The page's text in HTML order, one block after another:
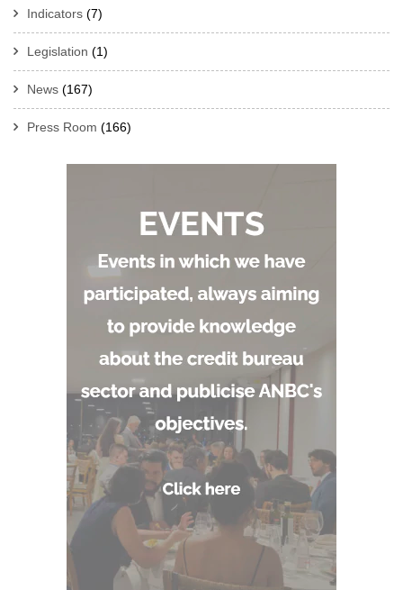
Indicators (7)
Legislation (1)
News (167)
Press Room (166)